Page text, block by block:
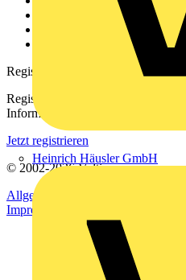
Heinrich Häusler GmbH
Downloadbereich (PDFs)
Häufig gestellte Fragen
Registrierung
Registrieren Sie sich kostenlos
Informationen aus der
Jetzt registrieren
© 2002-2026Voltimum
Allgemeine Geschäftsbedingungen
Impressum